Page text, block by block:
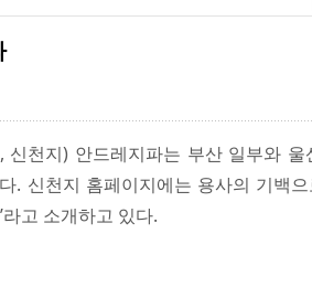
천지) 안드레지파는 부산 일부와 울
. 신천지 홈페이지에는 용사의 기백
고 소개하고 있다.